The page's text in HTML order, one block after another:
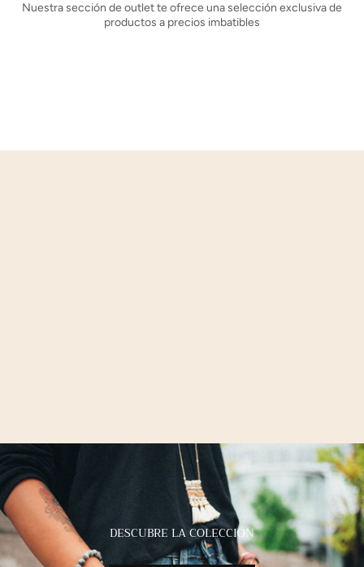
Nuestra sección de outlet te ofrece una selección exclusiva de
productos a precios imbatibles
DESCUBRE LA COLECCIÓN